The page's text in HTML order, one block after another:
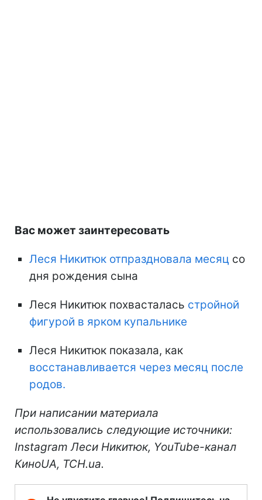
Вас может заинтересовать
Леся Никитюк отпраздновала месяц со
дня рождения сына
Леся Никитюк похвасталась стройной
фигурой в ярком купальнике
Леся Никитюк показала, как
восстанавливается через месяц после
родов.
При написании материала
использовались следующие источники:
Instagram Леси Никитюк, YouTube-канал
КиноUA, ТСН.ua.